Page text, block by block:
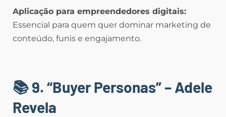
Aplicação para empreendedores digitais:
Essencial para quem quer dominar marketing de
conteúdo, funis e engajamento.
📚 9. “Buyer Personas” – Adele
Revela